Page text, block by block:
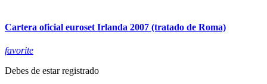
Cartera oficial euroset Irlanda 2007 (tratado de Roma)
favorite
Debes de estar registrado